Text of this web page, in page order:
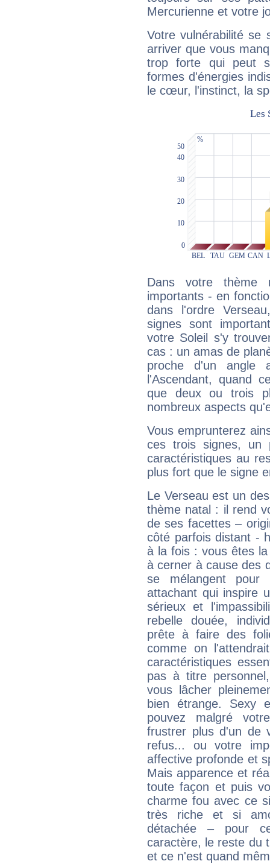
Mercurienne et votre
Votre vulnérabilité se
arriver que vous
trop forte qui peut
formes d'énergies
le cœur, l'instinct, la
Dans votre thème
importants - en
dans l'ordre
signes sont
votre Soleil s'y
cas : un amas de
proche d'un
l'Ascendant, quand
que deux ou trois
nombreux aspects
Vous emprunterez
ces trois signes, un
caractéristiques au
plus fort que le signe
Le Verseau est un
thème natal : il rend
de ses facettes –
côté parfois distant -
à la fois : vous êtes
à cerner à cause des
se mélangent
attachant qui inspire
sérieux et
rebelle douée,
prête à faire des
comme on
caractéristiques
pas à titre
vous lâcher
bien étrange. Sexy
pouvez malgré
frustrer plus d'un de
refus... ou votre
affective profonde et
Mais apparence et
toute façon et puis
charme fou avec ce
très riche et si
détachée – pour
caractère, le reste du
et ce n'est quand